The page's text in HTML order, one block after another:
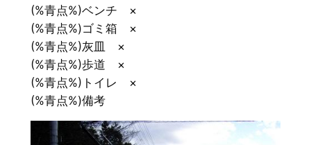
(%青点%)ベンチ ×
(%青点%)ゴミ箱 ×
(%青点%)灰皿 ×
(%青点%)歩道 ×
(%青点%)トイレ ×
(%青点%)備考